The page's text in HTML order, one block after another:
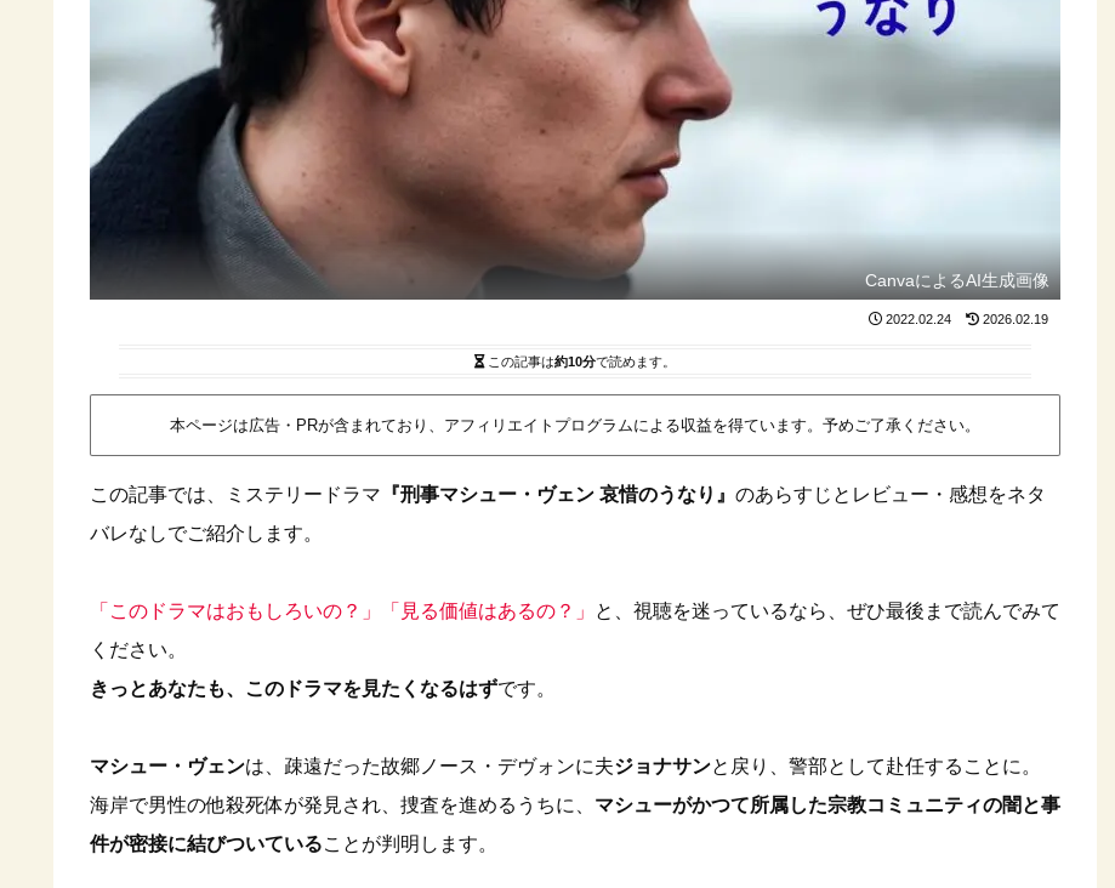
CanvaによるAI生成画像
2022.02.24 2026.02.19
この記事は約10分で読めます。
本ページは広告・PRが含まれており、アフィリエイトプログラムによる収益を得ています。予めご了承ください。
この記事では、ミステリードラマ 『刑事マシュー・ヴェン 哀惜のうなり』 のあらすじとレビュー・感想をネタ
バレなしでご紹介します。
「このドラマはおもしろいの？」「見る価値はあるの？」
と、視聴を迷っているなら、ぜひ最後まで読んでみて
ください。
きっとあなたも、このドラマを見たくなるはずです。
マシュー・ヴェンは、疎遠だった故郷ノース・デヴォンに夫ジョナサンと戻り、警部として赴任することに。
海岸で男性の他殺死体が発見され、捜査を進めるうちに、 マシューがかつて所属した宗教コミュニティの闇と事
件が密接に結びついていることが判明します。